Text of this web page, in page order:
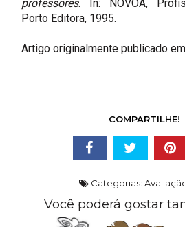
professores. In: NÓVOA,
Porto Editora, 1995.
Artigo originalmente publicado
COMPARTILHE!
Categorias:
Você poderá gostar